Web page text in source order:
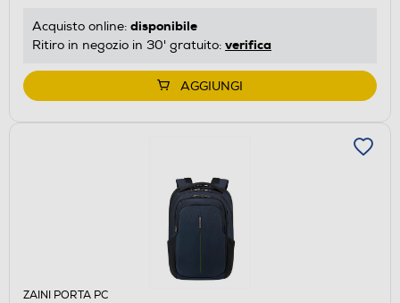
Acquisto online: disponibile
Ritiro in negozio in 30' gratuito: verifica
AGGIUNGI
ZAINI PORTA PC